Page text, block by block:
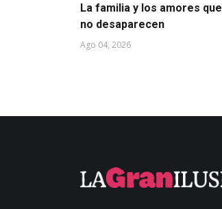
La familia y los amores que
no desaparecen
Ago 04, 2026